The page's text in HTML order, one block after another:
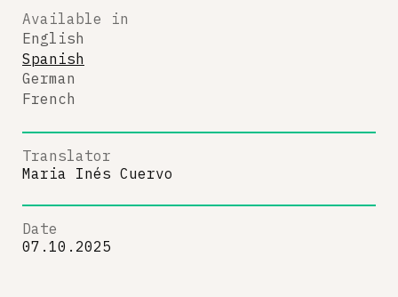
Available in
English
Spanish
German
French
Translator
Maria Inés Cuervo
Date
07.10.2025